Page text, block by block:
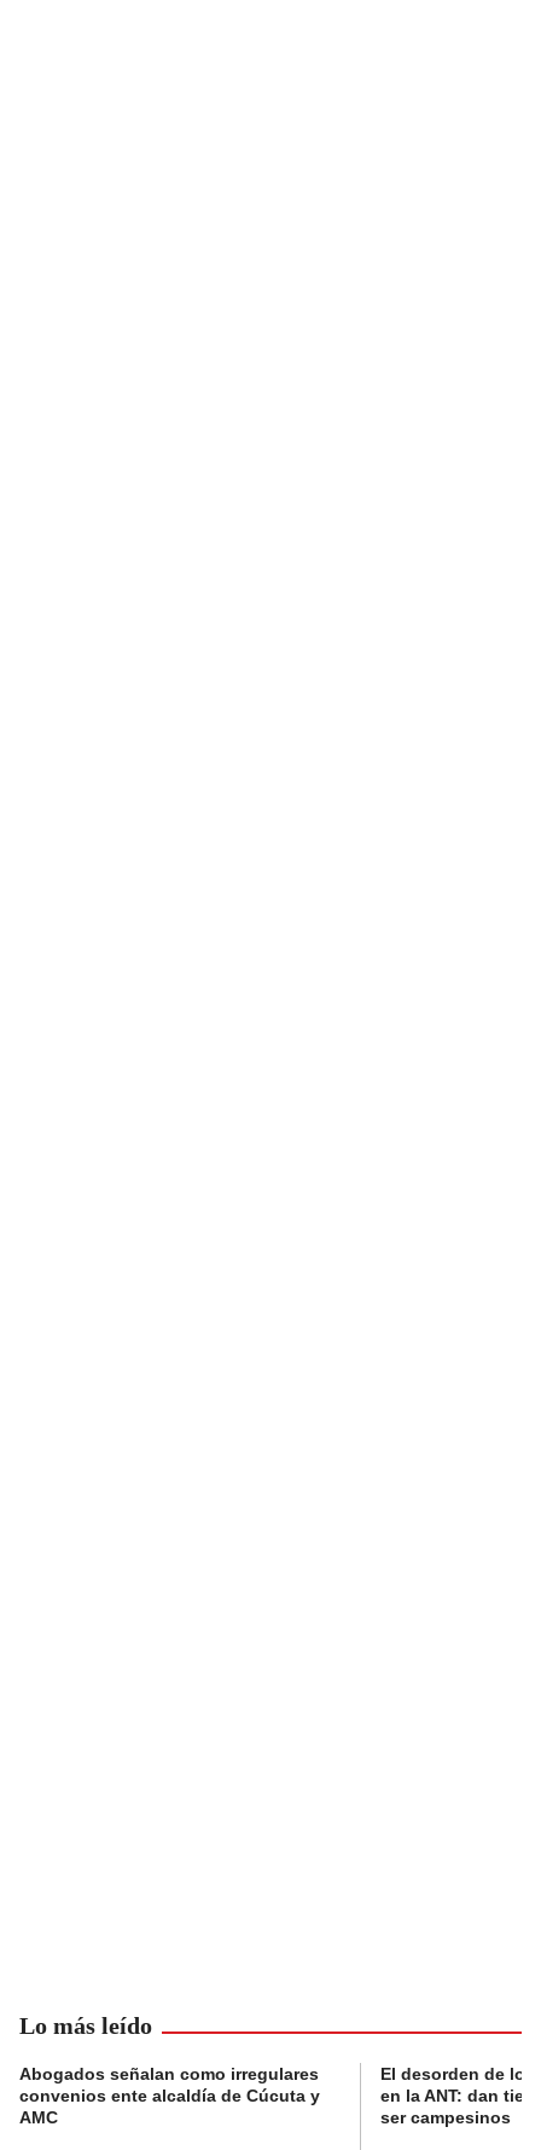
Lo más leído
Abogados señalan como irregulares
convenios ente alcaldía de Cúcuta y
AMC
El desorden de
en la ANT: dan
ser campesinos